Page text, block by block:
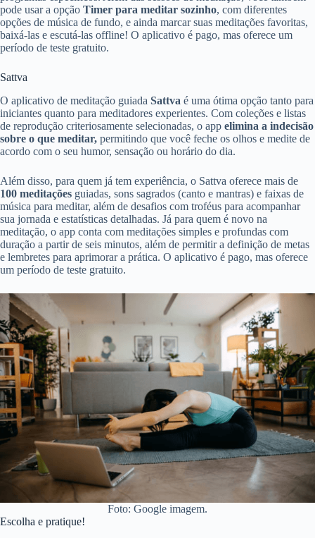
pode usar a opção Timer para meditar sozinho, com diferentes
opções de música de fundo, e ainda marcar suas meditações favoritas,
baixá-las e escutá-las offline! O aplicativo é pago, mas oferece um
período de teste gratuito.
Sattva
O aplicativo de meditação guiada Sattva é uma ótima opção tanto para
iniciantes quanto para meditadores experientes. Com coleções e listas
de reprodução criteriosamente selecionadas, o app elimina a indecisão
sobre o que meditar, permitindo que você feche os olhos e medite de
acordo com o seu humor, sensação ou horário do dia.
Além disso, para quem já tem experiência, o Sattva oferece mais de
100 meditações guiadas, sons sagrados (canto e mantras) e faixas de
música para meditar, além de desafios com troféus para acompanhar
sua jornada e estatísticas detalhadas. Já para quem é novo na
meditação, o app conta com meditações simples e profundas com
duração a partir de seis minutos, além de permitir a definição de metas
e lembretes para aprimorar a prática. O aplicativo é pago, mas oferece
um período de teste gratuito.
Foto: Google imagem.
Escolha e pratique!